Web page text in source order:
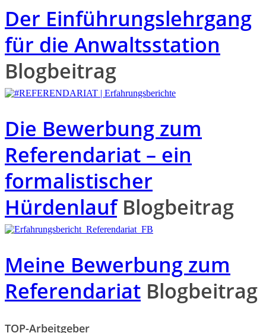
Der Einführungslehrgang
für die Anwaltsstation
Blogbeitrag
Die Bewerbung zum
Referendariat – ein
formalistischer
Hürdenlauf Blogbeitrag
Meine Bewerbung zum
Referendariat Blogbeitrag
TOP-Arbeitgeber